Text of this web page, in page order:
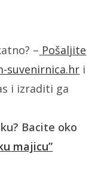
– Pošaljite
suvenirnica.hr i
i izraditi ga
Bacite oko
majicu”